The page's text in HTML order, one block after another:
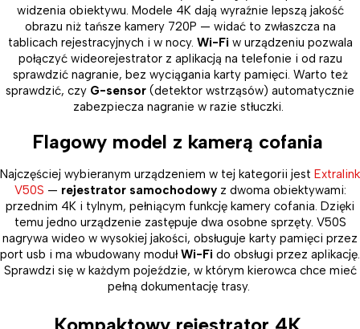
widzenia obiektywu. Modele 4K dają wyraźnie lepszą jakość
obrazu niż tańsze kamery 720P — widać to zwłaszcza na
tablicach rejestracyjnych i w nocy. Wi-Fi w urządzeniu pozwala
połączyć wideorejestrator z aplikacją na telefonie i od razu
sprawdzić nagranie, bez wyciągania karty pamięci. Warto też
sprawdzić, czy G-sensor (detektor wstrząsów) automatycznie
zabezpiecza nagranie w razie stłuczki.
Flagowy model z kamerą cofania
Najczęściej wybieranym urządzeniem w tej kategorii jest Extralink
V50S — rejestrator samochodowyz dwoma obiektywami:
przednim 4K i tylnym, pełniącym funkcję kamery cofania. Dzięki
temu jedno urządzenie zastępuje dwa osobne sprzęty. V50S
nagrywa wideo w wysokiej jakości, obsługuje karty pamięci przez
port usb i ma wbudowany modułWi-Fi do obsługi przez aplikację.
Sprawdzi się w każdym pojeździe, w którym kierowca chce mieć
pełną dokumentację trasy.
Kompaktowy rejestrator 4K